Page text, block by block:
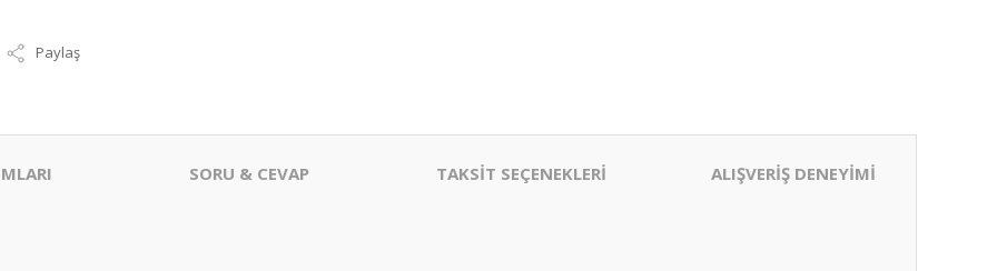
Paylaş
SORU & CEVAP TAKSİT SEÇENEKLERİ ALIŞVERİŞ DENEYİMİ